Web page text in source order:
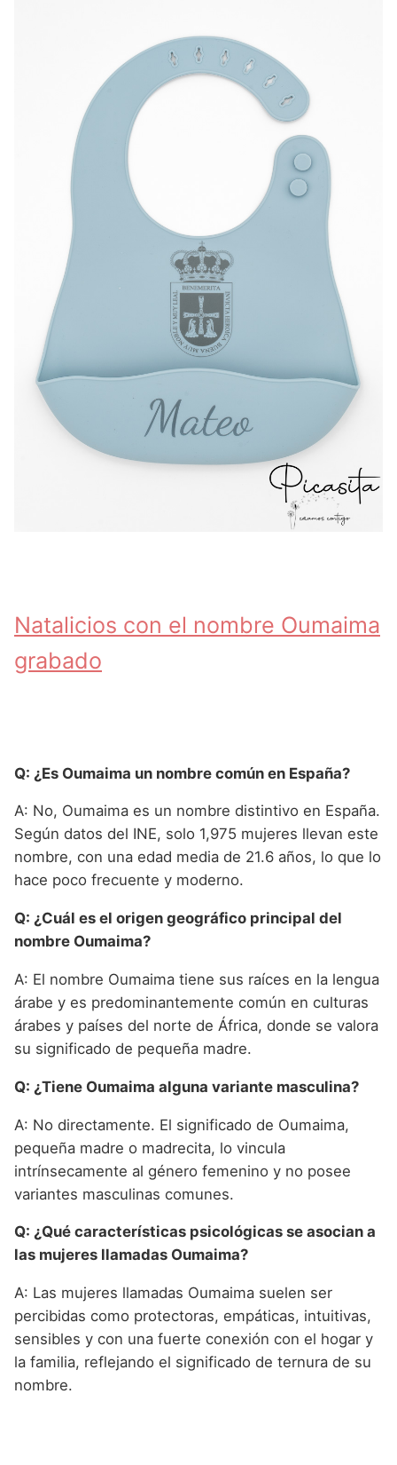
Natalicios con el nombre Oumaima
grabado
Q: ¿Es Oumaima un nombre común en España?
A: No, Oumaima es un nombre distintivo en España.
Según datos del INE, solo 1,975 mujeres llevan este
nombre, con una edad media de 21.6 años, lo que lo
hace poco frecuente y moderno.
Q: ¿Cuál es el origen geográfico principal del
nombre Oumaima?
A: El nombre Oumaima tiene sus raíces en la lengua
árabe y es predominantemente común en culturas
árabes y países del norte de África, donde se valora
su significado de pequeña madre.
Q: ¿Tiene Oumaima alguna variante masculina?
A: No directamente. El significado de Oumaima,
pequeña madre o madrecita, lo vincula
intrínsecamente al género femenino y no posee
variantes masculinas comunes.
Q: ¿Qué características psicológicas se asocian a
las mujeres llamadas Oumaima?
A: Las mujeres llamadas Oumaima suelen ser
percibidas como protectoras, empáticas, intuitivas,
sensibles y con una fuerte conexión con el hogar y
la familia, reflejando el significado de ternura de su
nombre.